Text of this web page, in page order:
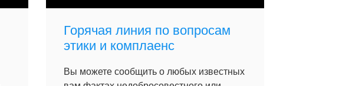
Горячая линия по вопросам
этики и комплаенс
Вы можете сообщить о любых известных